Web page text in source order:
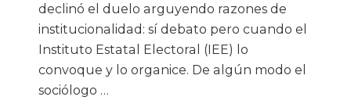
declinó el duelo arguyendo razones de
institucionalidad: sí debato pero cuando el
Instituto Estatal Electoral (IEE) lo
convoque y lo organice. De algún modo el
sociólogo …